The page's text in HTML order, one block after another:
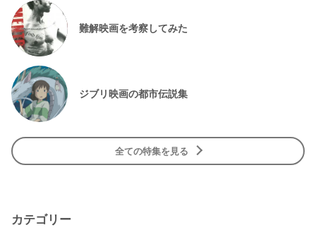
難解映画を考察してみた
ジブリ映画の都市伝説集
全ての特集を見る
カテゴリー